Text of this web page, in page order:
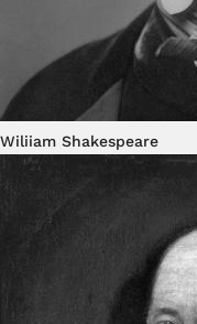
Wiliiam Shakespeare